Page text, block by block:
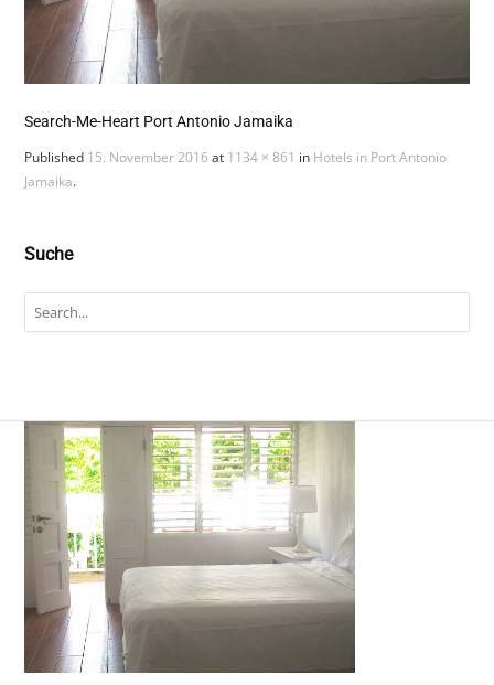
Search-Me-Heart Port Antonio Jamaika
Published 15. November 2016 at 1134 × 861 in Hotels in Port Antonio
Jamaika.
Suche